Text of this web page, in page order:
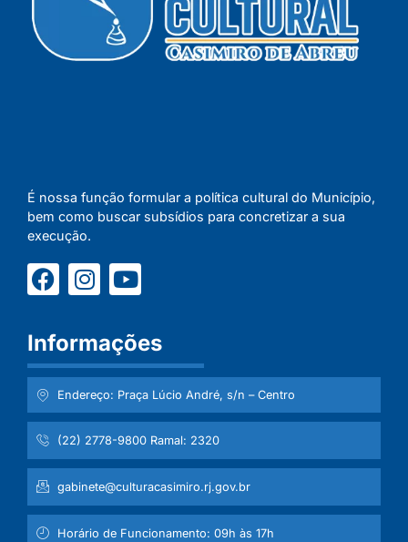
É nossa função formular a política cultural do Município,
bem como buscar subsídios para concretizar a sua
execução.
Informações
Endereço: Praça Lúcio André, s/n – Centro
(22) 2778-9800 Ramal: 2320
gabinete@culturacasimiro.rj.gov.br
Horário de Funcionamento: 09h às 17h